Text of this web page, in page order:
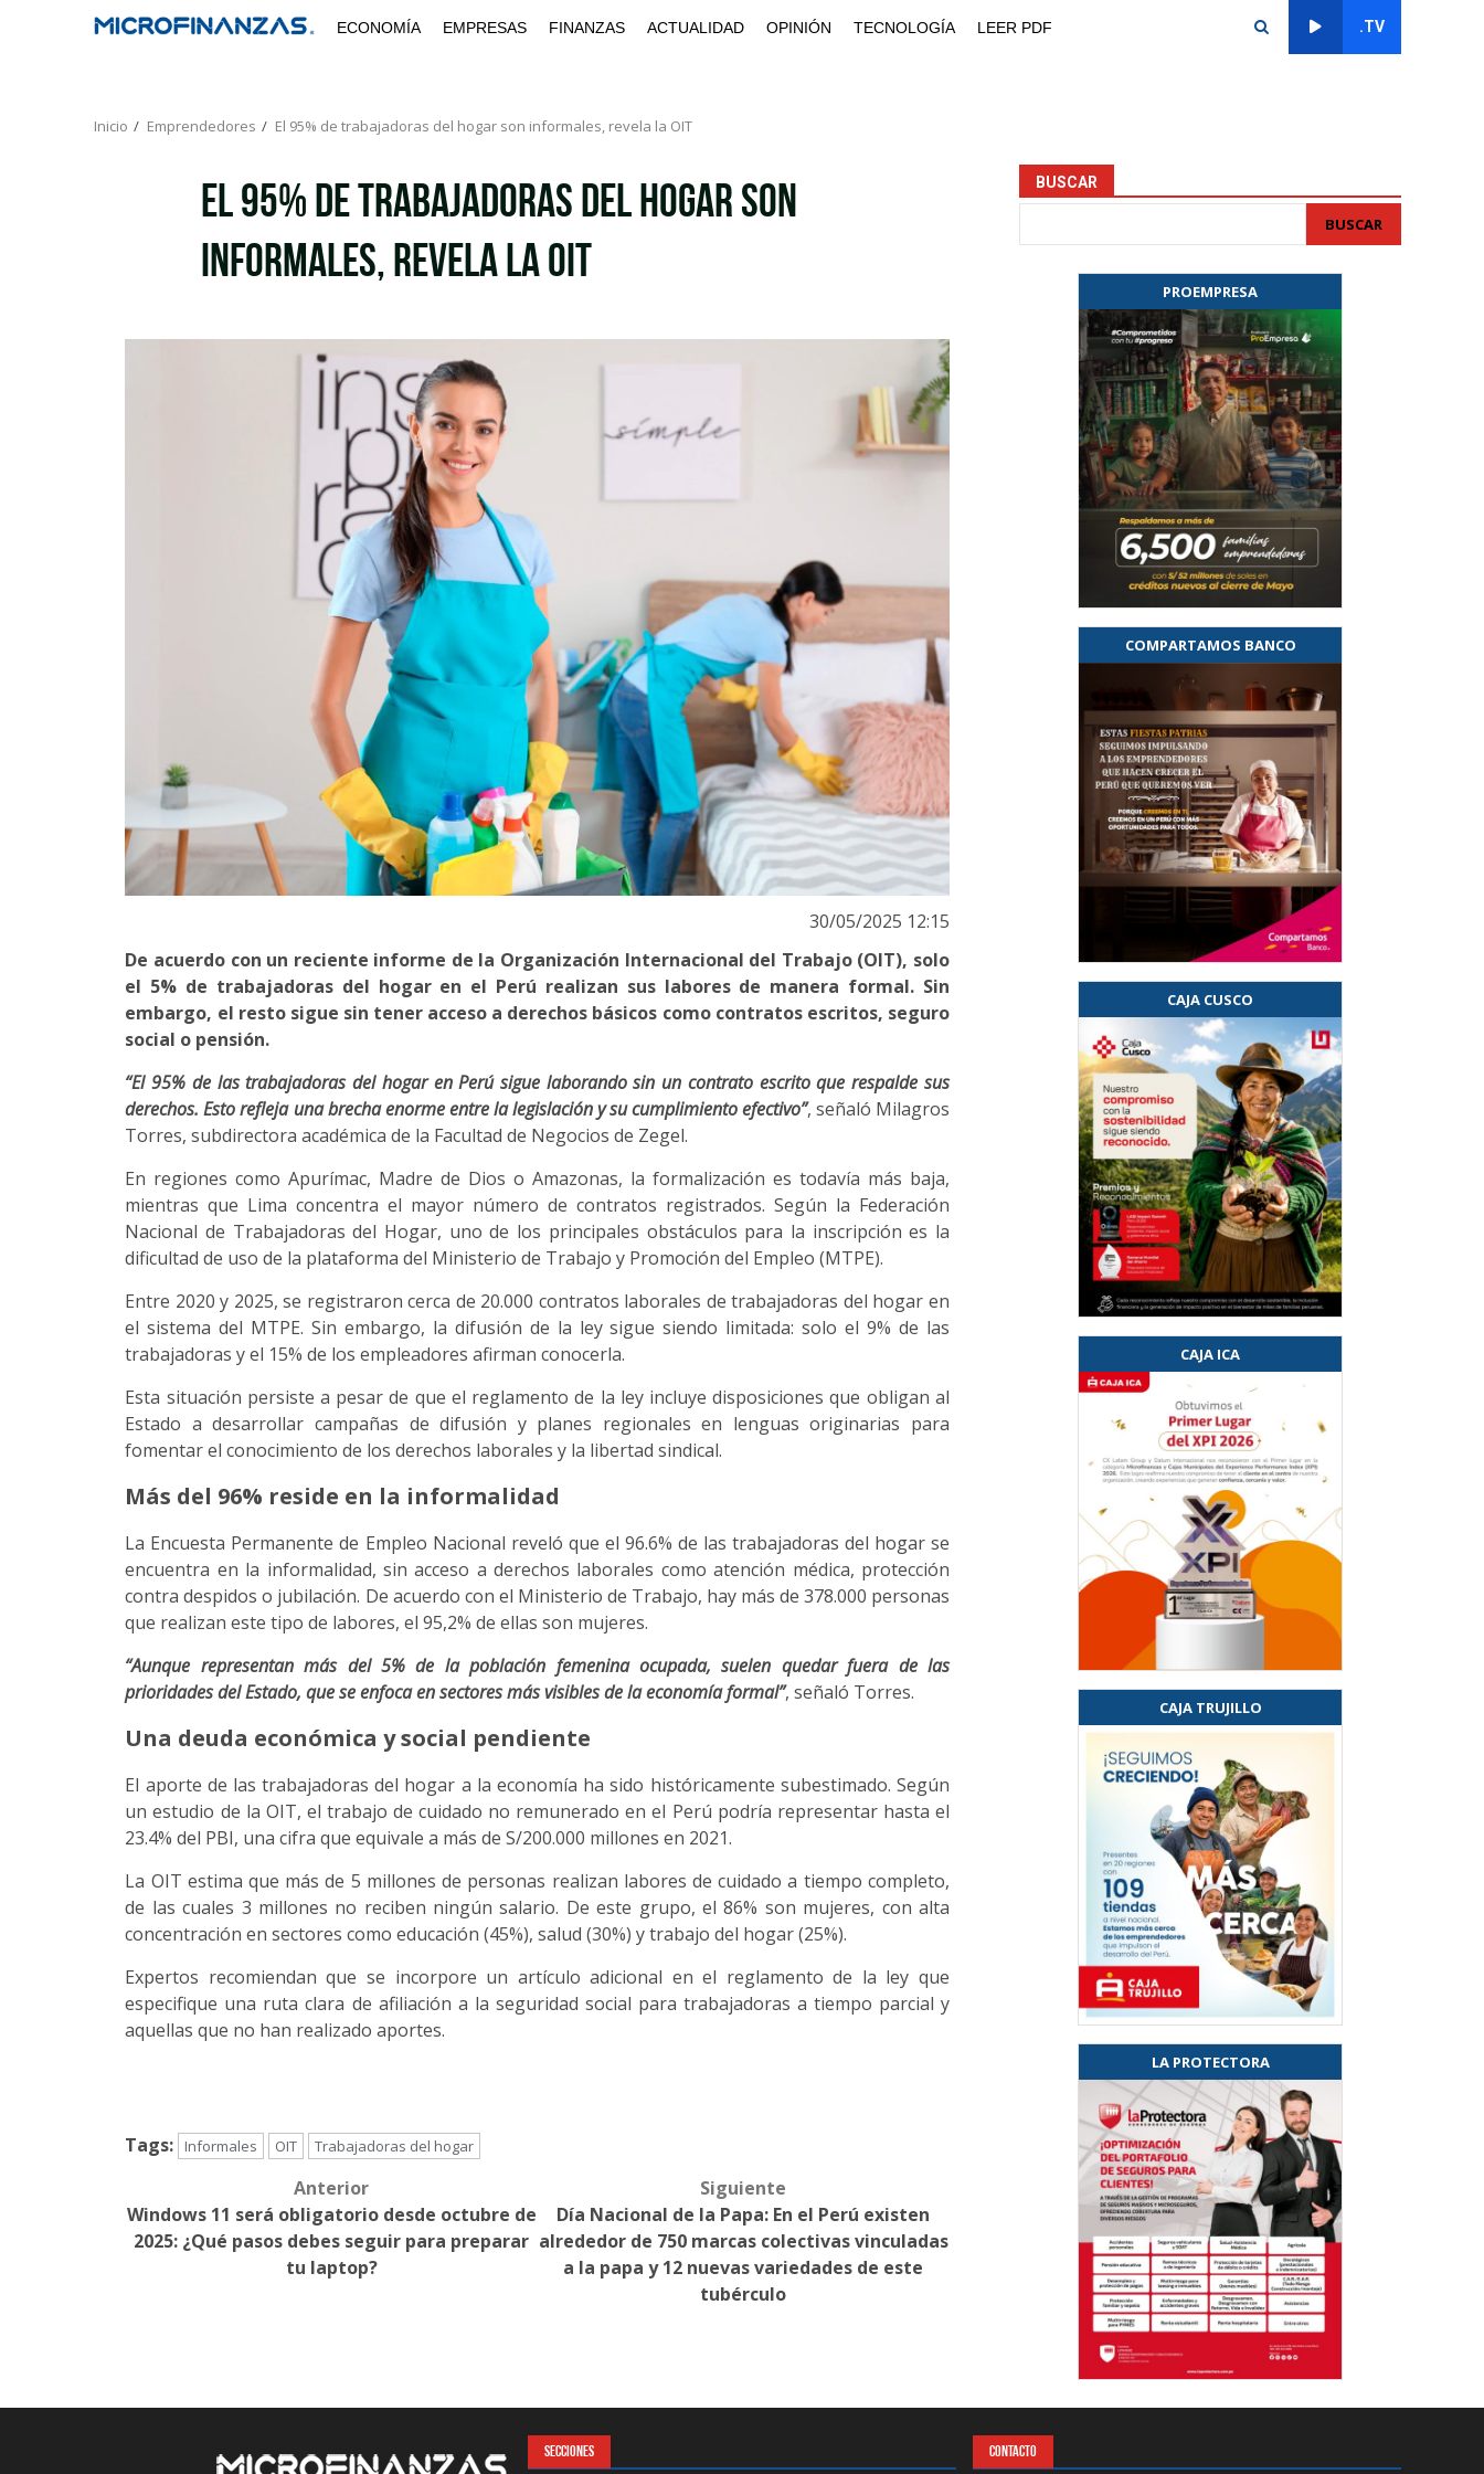
ECONOMÍA EMPRESAS FINANZAS ACTUALIDAD OPINIÓN TECNOLOGÍA LEER PDF .TV
Inicio Emprendedores El 95% de trabajadoras del hogar son informales, revela la OIT
El 95% de trabajadoras del hogar son
informales, revela la OIT
30/05/2025 12:15
De acuerdo con un reciente informe de la Organización Internacional del Trabajo (OIT), solo
el 5% de trabajadoras del hogar en el Perú realizan sus labores de manera formal. Sin
embargo, el resto sigue sin tener acceso a derechos básicos como contratos escritos, seguro
social o pensión.
“El 95% de las trabajadoras del hogar en Perú sigue laborando sin un contrato escrito que respalde sus
derechos. Esto refleja una brecha enorme entre la legislación y su cumplimiento efectivo”, señaló Milagros
Torres, subdirectora académica de la Facultad de Negocios de Zegel.
En regiones como Apurímac, Madre de Dios o Amazonas, la formalización es todavía más baja,
mientras que Lima concentra el mayor número de contratos registrados. Según la Federación
Nacional de Trabajadoras del Hogar, uno de los principales obstáculos para la inscripción es la
dificultad de uso de la plataforma del Ministerio de Trabajo y Promoción del Empleo (MTPE).
Entre 2020 y 2025, se registraron cerca de 20.000 contratos laborales de trabajadoras del hogar en
el sistema del MTPE. Sin embargo, la difusión de la ley sigue siendo limitada: solo el 9% de las
trabajadoras y el 15% de los empleadores afirman conocerla.
Esta situación persiste a pesar de que el reglamento de la ley incluye disposiciones que obligan al
Estado a desarrollar campañas de difusión y planes regionales en lenguas originarias para
fomentar el conocimiento de los derechos laborales y la libertad sindical.
Más del 96% reside en la informalidad
La Encuesta Permanente de Empleo Nacional reveló que el 96.6% de las trabajadoras del hogar se
encuentra en la informalidad, sin acceso a derechos laborales como atención médica, protección
contra despidos o jubilación. De acuerdo con el Ministerio de Trabajo, hay más de 378.000 personas
que realizan este tipo de labores, el 95,2% de ellas son mujeres.
“Aunque representan más del 5% de la población femenina ocupada, suelen quedar fuera de las
prioridades del Estado, que se enfoca en sectores más visibles de la economía formal”, señaló Torres.
Una deuda económica y social pendiente
El aporte de las trabajadoras del hogar a la economía ha sido históricamente subestimado. Según
un estudio de la OIT, el trabajo de cuidado no remunerado en el Perú podría representar hasta el
23.4% del PBI, una cifra que equivale a más de S/200.000 millones en 2021.
La OIT estima que más de 5 millones de personas realizan labores de cuidado a tiempo completo,
de las cuales 3 millones no reciben ningún salario. De este grupo, el 86% son mujeres, con alta
concentración en sectores como educación (45%), salud (30%) y trabajo del hogar (25%).
Expertos recomiendan que se incorpore un artículo adicional en el reglamento de la ley que
especifique una ruta clara de afiliación a la seguridad social para trabajadoras a tiempo parcial y
aquellas que no han realizado aportes.
Tags: Informales OIT Trabajadoras del hogar
navigation
Anterior
Windows 11 será obligatorio desde octubre de
2025: ¿Qué pasos debes seguir para preparar
tu laptop?
Siguiente
Día Nacional de la Papa: En el Perú existen
alrededor de 750 marcas colectivas vinculadas
a la papa y 12 nuevas variedades de este
tubérculo
BUSCAR
BUSCAR
PROEMPRESA
COMPARTAMOS BANCO
CAJA CUSCO
CAJA ICA
CAJA TRUJILLO
LA PROTECTORA
SECCIONES CONTACTO